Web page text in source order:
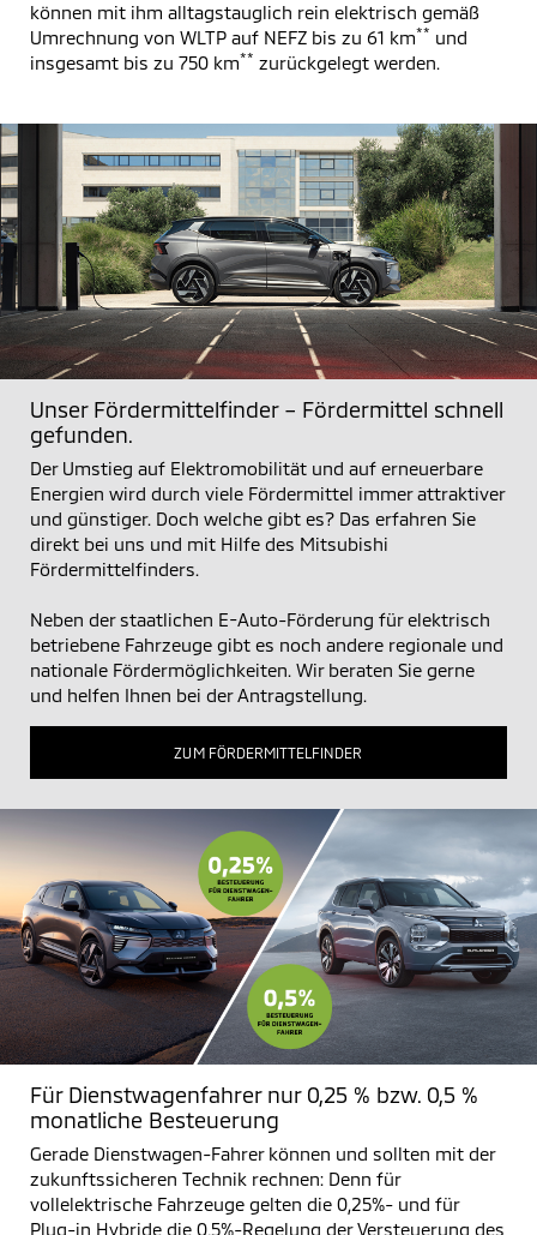
können mit ihm alltagstauglich rein elektrisch gemäß
Umrechnung von WLTP auf NEFZ bis zu 61 km** und
insgesamt bis zu 750 km** zurückgelegt werden.
Unser Fördermittelfinder – Fördermittel schnell
gefunden.
Der Umstieg auf Elektromobilität und auf erneuerbare
Energien wird durch viele Fördermittel immer attraktiver
und günstiger. Doch welche gibt es? Das erfahren Sie
direkt bei uns und mit Hilfe des Mitsubishi
Fördermittelfinders.
Neben der staatlichen E-Auto-Förderung für elektrisch
betriebene Fahrzeuge gibt es noch andere regionale und
nationale Fördermöglichkeiten. Wir beraten Sie gerne
und helfen Ihnen bei der Antragstellung.
ZUM FÖRDERMITTELFINDER
Für Dienstwagenfahrer nur 0,25 % bzw. 0,5 %
monatliche Besteuerung
Gerade Dienstwagen-Fahrer können und sollten mit der
zukunftssicheren Technik rechnen: Denn für
vollelektrische Fahrzeuge gelten die 0,25%- und für
Plug-in Hybride die 0,5%-Regelung der Versteuerung des